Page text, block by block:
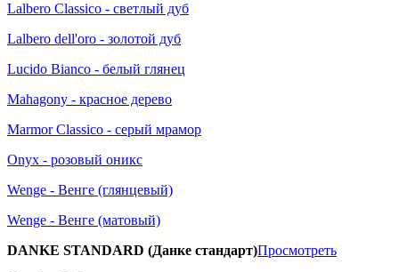
Lalbero Classico - светлый дуб
Lalbero dell'oro - золотой дуб
Lucido Bianco - белый глянец
Mahagony - красное дерево
Marmor Classico - серый мрамор
Onyx - розовый оникс
Wenge - Венге (глянцевый)
Wenge - Венге (матовый)
DANKE STANDARD (Данке стандарт)Просмотреть